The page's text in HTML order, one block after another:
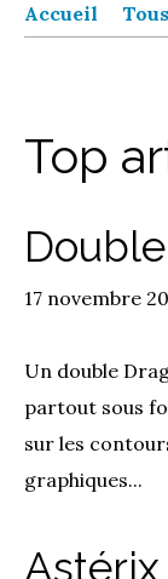
Accueil
Top
17 novembre
Un double
partout sous
sur les
graphiques...